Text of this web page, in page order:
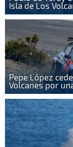
Isla de Los
Pepe López
Volcanes por